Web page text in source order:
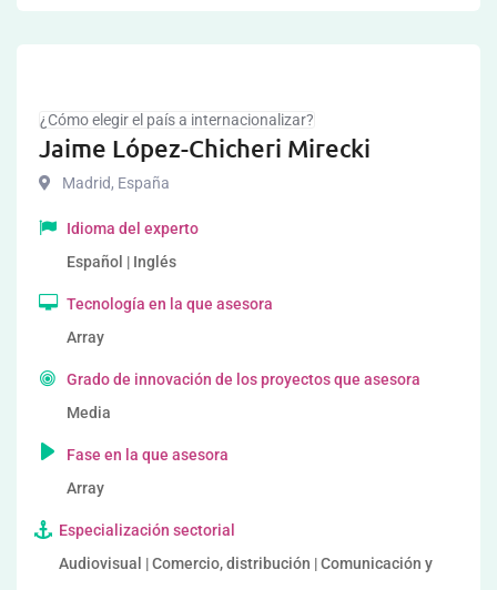
¿Cómo elegir el país a internacionalizar?
Jaime López-Chicheri Mirecki
Madrid, España
Idioma del experto
Español | Inglés
Tecnología en la que asesora
Array
Grado de innovación de los proyectos que asesora
Media
Fase en la que asesora
Array
Especialización sectorial
Audiovisual | Comercio, distribución | Comunicación y